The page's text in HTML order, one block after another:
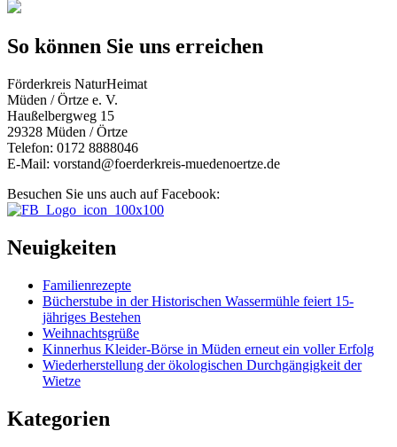
So können Sie uns erreichen
Förderkreis NaturHeimat
Müden / Örtze e. V.
Haußelbergweg 15
29328 Müden / Örtze
Telefon: 0172 8888046
E-Mail: vorstand@foerderkreis-muedenoertze.de
Besuchen Sie uns auch auf Facebook:
Neuigkeiten
Familienrezepte
Bücherstube in der Historischen Wassermühle feiert 15-
jähriges Bestehen
Weihnachtsgrüße
Kinnerhus Kleider-Börse in Müden erneut ein voller Erfolg
Wiederherstellung der ökologischen Durchgängigkeit der
Wietze
Kategorien